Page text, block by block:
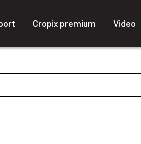
Cropix premium Video